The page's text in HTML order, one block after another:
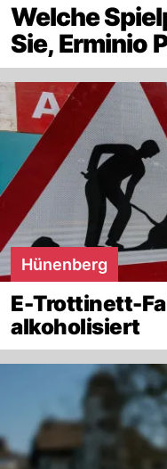
Welche
Sie, Erminio
Hünenberg
E-Trottinett-
alkoholisiert